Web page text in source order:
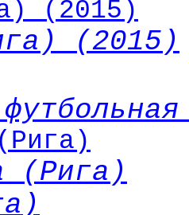
(2015)
(2015)
(Рига)